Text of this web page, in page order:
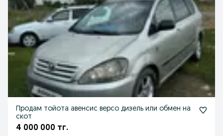
Продам тойота авенсис версо дизель или обмен на
скот
4 000 000 тг.